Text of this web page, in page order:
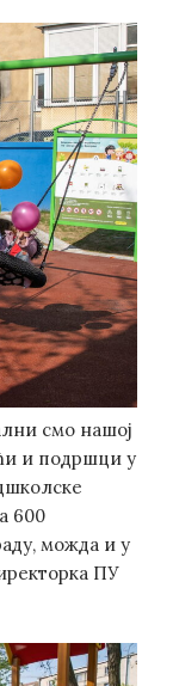
смо нашој
и подршци у
600
можда и у
ПУ